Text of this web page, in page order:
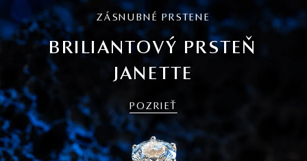
ZÁSNUBNÉ PRSTENE
BRILIANTOVÝ PRSTEŇ
JANETTE
POZRIEŤ